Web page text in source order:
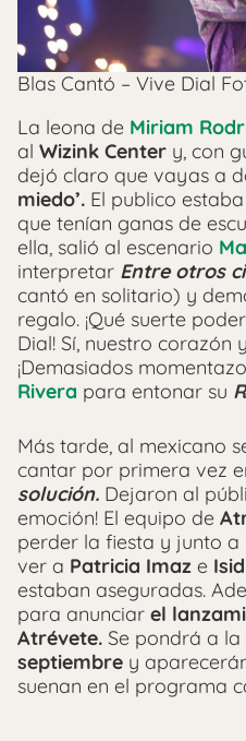
Blas Cantó – Vive Dial
La leona de Miriam
al Wizink Center y, con
dejó claro que vayas a
miedo’. El publico
que tenían ganas de
ella, salió al escenario
interpretar Entre otros
cantó en solitario) y
regalo. ¡Qué suerte
Dial! Sí, nuestro corazón
¡Demasiados
Rivera para entonar su
Más tarde, al mexicano
cantar por primera vez
solución. Dejaron al
emoción! El equipo de
perder la fiesta y junto a
ver a Patricia Imaz e
estaban aseguradas.
para anunciar el
Atrévete. Se pondrá a la
septiembre y
suenan en el programa